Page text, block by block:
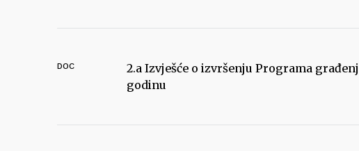
DOC
2.a Izvješće o izvršenju Programa
godinu